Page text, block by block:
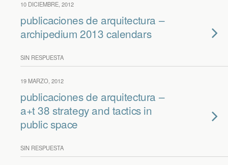
10 DICIEMBRE, 2012
publicaciones de arquitectura –
archipedium 2013 calendars
SIN RESPUESTA
19 MARZO, 2012
publicaciones de arquitectura –
a+t 38 strategy and tactics in
public space
SIN RESPUESTA